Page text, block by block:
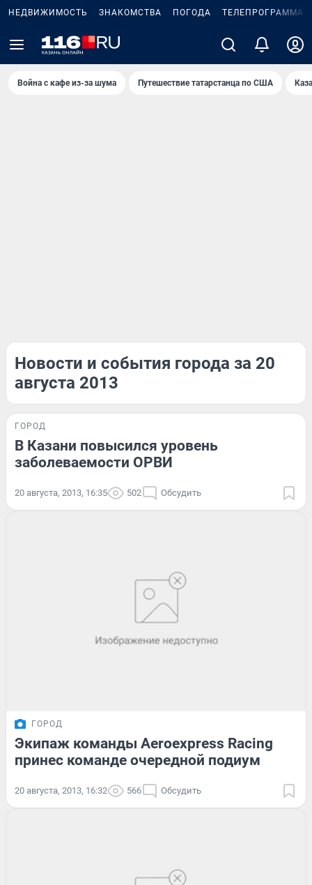
НЕДВИЖИМОСТЬ ЗНАКОМСТВА ПОГОДА ТЕЛЕПРОГРАММА
Война с кафе из-за шума Путешествие татарстанца по США
Новости и события города за 20
августа 2013
ГОРОД
В Казани повысился уровень
заболеваемости ОРВИ
20 августа, 2013, 16:35 502 Обсудить
ГОРОД
Экипаж команды Aeroexpress Racing
принес команде очередной подиум
20 августа, 2013, 16:32 566 Обсудить